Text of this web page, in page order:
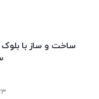
ساخت و ساز با بلوک
۲۳